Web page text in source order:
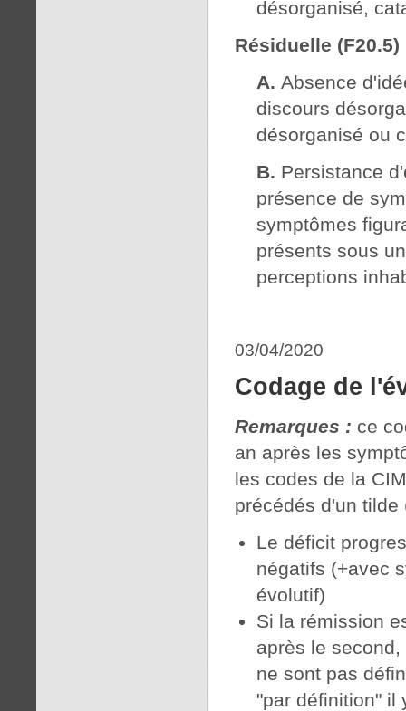
désorganisé,
Résiduelle (F20.5)
A. Absence
discours
désorganisé ou
B. Persistance
présence de
symptômes
présents sous
perceptions
03/04/2020
Codage de
Remarques : ce
an après les
les codes de la
précédés d'un tilde
Le déficit
négatifs (+avec
évolutif)
Si la rémission
après le
ne sont pas
"par définition" il